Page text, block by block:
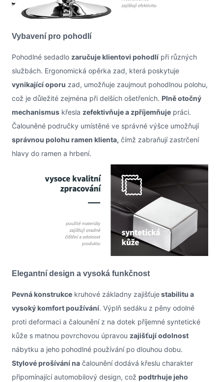
Vybavení pro pohodlí
Pohodlné sedadlo zaručuje klientovi pohodlí při různých
službách. Ergonomická opěrka zad, která poskytuje
vynikající oporu zad, umožňuje zaujmout pohodlnou polohu,
což je důležité zejména při delších ošetřeních. Plně otočný
mechanismus křesla zefektivňuje a zpříjemňuje práci.
Čalouněné područky umístěné ve správné výšce umožňují
správnou polohu ramen klienta, čímž zabraňují zastrčení
hlavy do ramen a hrbení.
Elegantní design a vysoká funkčnost
Pevná konstrukce kruhové základny zajišťujestabilitu a
vysoký komfort používání. Výplň sedáku z pěny odolné
proti deformaci a čalounění z na dotek příjemné syntetické
kůže s matnou povrchovou úpravou zajišťují odolnost
nábytku a jeho pohodlné používání po dlouhou dobu.
Stylové prošívání na čalounění dodává křeslu charakter
připomínající automobilový design, což podtrhuje jeho